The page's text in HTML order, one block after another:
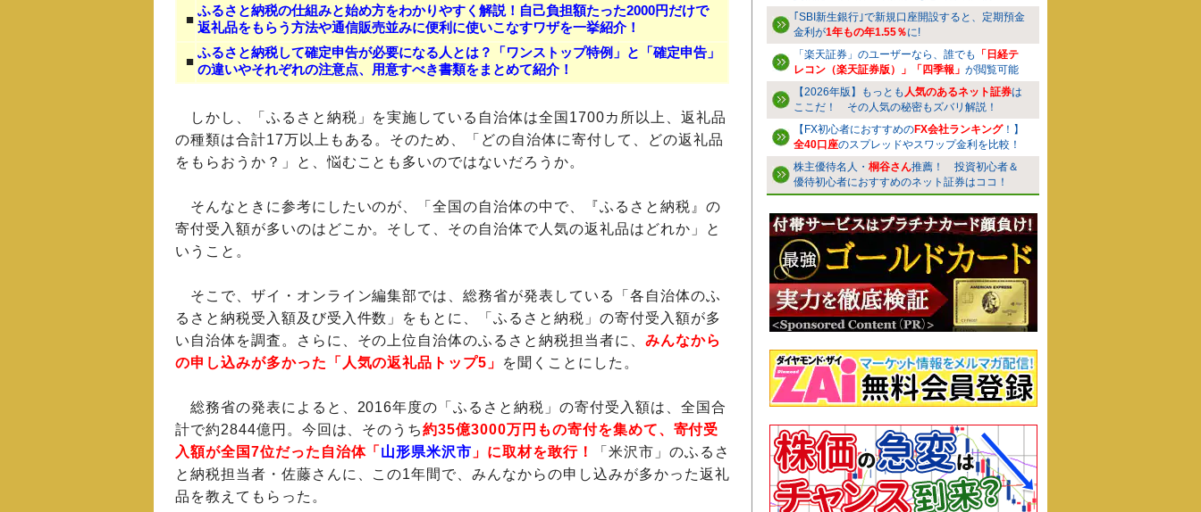
■
ふるさと納税の仕組みと始め方をわかりやすく解説！自己負担額たった2000円だけで
返礼品をもらう方法や通信販売並みに便利に使いこなすワザを一挙紹介！
■
ふるさと納税して確定申告が必要になる人とは？「ワンストップ特例」と「確定申告」
の違いやそれぞれの注意点、用意すべき書類をまとめて紹介！
しかし、「ふるさと納税」を実施している自治体は全国1700カ所以上、返礼品
の種類は合計17万以上もある。そのため、「どの自治体に寄付して、どの返礼品
をもらおうか？」と、悩むことも多いのではないだろうか。
そんなときに参考にしたいのが、「全国の自治体の中で、『ふるさと納税』の
寄付受入額が多いのはどこか。そして、その自治体で人気の返礼品はどれか」と
いうこと。
そこで、ザイ・オンライン編集部では、総務省が発表している「各自治体のふ
るさと納税受入額及び受入件数」をもとに、「ふるさと納税」の寄付受入額が多
い自治体を調査。さらに、その上位自治体のふるさと納税担当者に、 みんなから
の申し込みが多かった「人気の返礼品トップ5」
を聞くことにした。
総務省の発表によると、2016年度の「ふるさと納税」の寄付受入額は、全国合
計で約2844億円。今回は、そのうち約35億3000万円もの寄付を集めて、寄付受
入額が全国7位だった自治体「 山形県米沢市 」に取材を敢行！
「米沢市」のふるさ
と納税担当者・佐藤さんに、この1年間で、みんなからの申し込みが多かった返礼
品を教えてもらった。
｢SBI新生銀行｣で新規口座開設すると、定期預金
金利が1年もの年1.55％に!
「楽天証券」のユーザーなら、誰でも
「日経テ
レコン（楽天証券版）」「四季報」 が閲覧可能
【2026年版】もっとも 人気のあるネット証券は
ここだ！ その人気の秘密もズバリ解説！
【FX初心者におすすめのFX会社ランキング！】
全40口座のスプレッドやスワップ金利を比較！
株主優待名人・ 桐谷さん推薦！ 投資初心者＆
優待初心者におすすめのネット証券はココ！